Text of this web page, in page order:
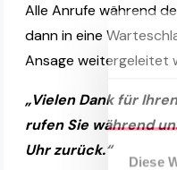
Diese
Alle Anrufe während
dann in eine
Ansage weitergeleitet
„Vielen Dank für
rufen Sie während
Uhr zurück.“